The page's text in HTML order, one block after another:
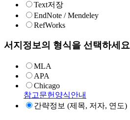
Text저장
EndNote / Mendeley
RefWorks
서지정보의 형식을 선택하세요
MLA
APA
Chicago
참고문헌양식안내
간략정보 (제목, 저자, 연도)